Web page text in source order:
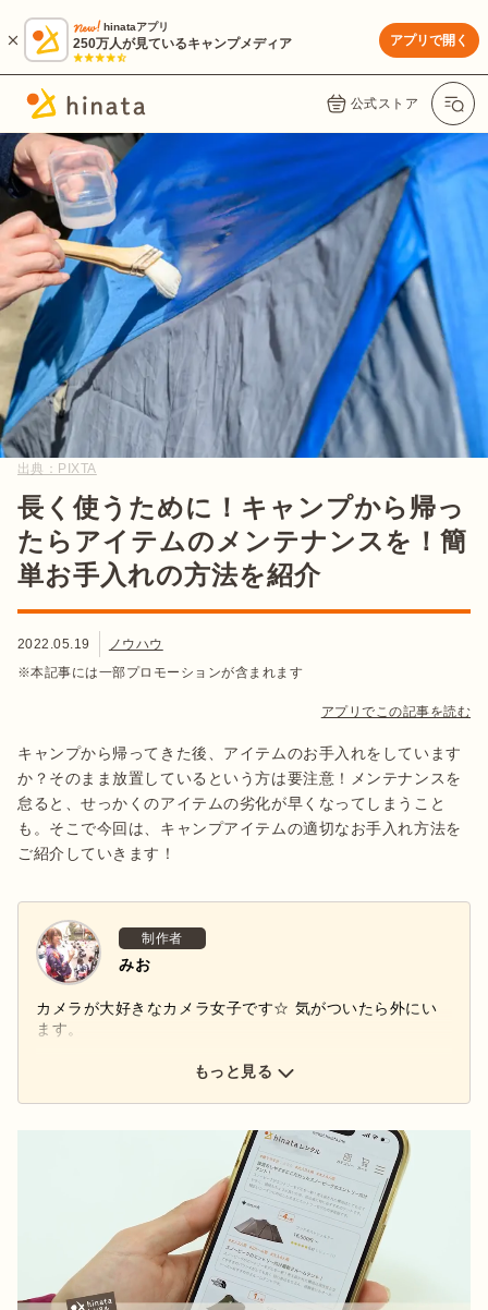
hinataアプリ
250万人が見ているキャンプメディア アプリで開く
公式ストア
出典： PIXTA
長く使うために！キャンプから帰っ
たらアイテムのメンテナンスを！簡
単お手入れの方法を紹介
2022.05.19
ノウハウ
※本記事には一部プロモーションが含まれます
アプリでこの記事を読む
キャンプから帰ってきた後、アイテムのお手入れをしています
か？そのまま放置しているという方は要注意！メンテナンスを
怠ると、せっかくのアイテムの劣化が早くなってしまうこと
も。そこで今回は、キャンプアイテムの適切なお手入れ方法を
ご紹介していきます！
制作者
みお
カメラが大好きなカメラ女子です☆ 気がついたら外にい
ます。
もっと見る